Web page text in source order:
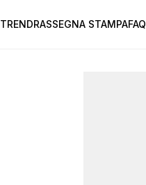
TRENDRASSEGNA STAMPAFAQ